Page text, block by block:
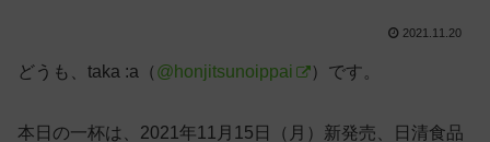
2021.11.20
どうも、taka :a（ @honjitsunoippai ）です。
本日の一杯は、2021年11月15日（月）新発売、日清食品